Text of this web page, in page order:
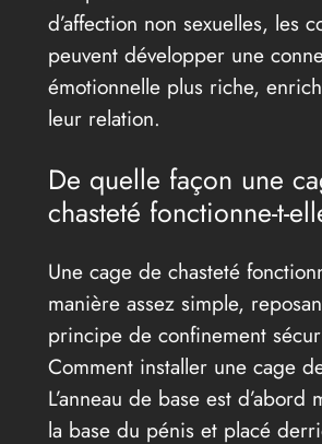
d’affection non sexuelles, les
peuvent développer une
émotionnelle plus riche,
leur relation.
De quelle façon une
chasteté fonctionne-t-
Une cage de chasteté
manière assez simple,
principe de confinement
Comment installer une cage
L’anneau de base est d’abord
la base du pénis et placé